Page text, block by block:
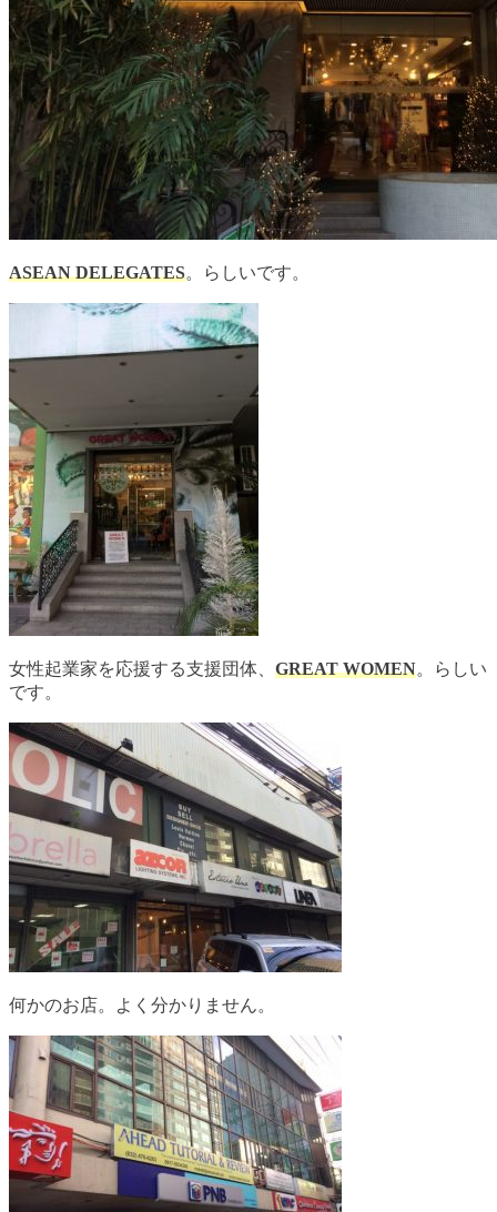
ASEAN DELEGATES。らしいです。
女性起業家を応援する支援団体、 GREAT WOMEN。らしい
です。
何かのお店。よく分かりません。